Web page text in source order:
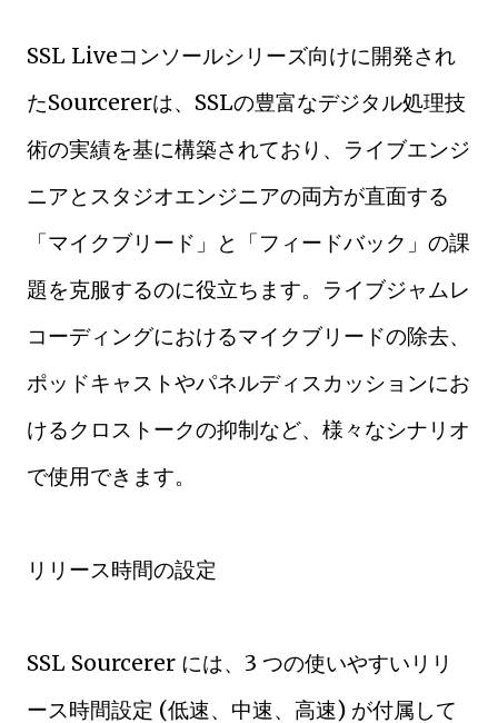
SSL Liveコンソールシリーズ向けに開発され
たSourcererは、SSLの豊富なデジタル処理技
術の実績を基に構築されており、ライブエンジ
ニアとスタジオエンジニアの両方が直面する
「マイクブリード」と「フィードバック」の課
題を克服するのに役立ちます。ライブジャムレ
コーディングにおけるマイクブリードの除去、
ポッドキャストやパネルディスカッションにお
けるクロストークの抑制など、様々なシナリオ
で使用できます。
リリース時間の設定
SSL Sourcerer には、3 つの使いやすいリリ
ース時間設定 (低速、中速、高速) が付属して